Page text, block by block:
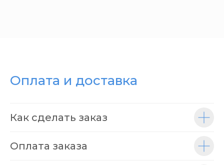
Оплата и доставка
Как сделать заказ
Оплата заказа